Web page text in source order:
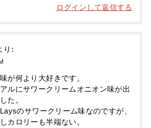
ログインして返信する
り:
が何より大好きです。
ルにサワークリームオニオン味が出
た。
のサワークリーム味なのですが、
カロリーも半端ない。